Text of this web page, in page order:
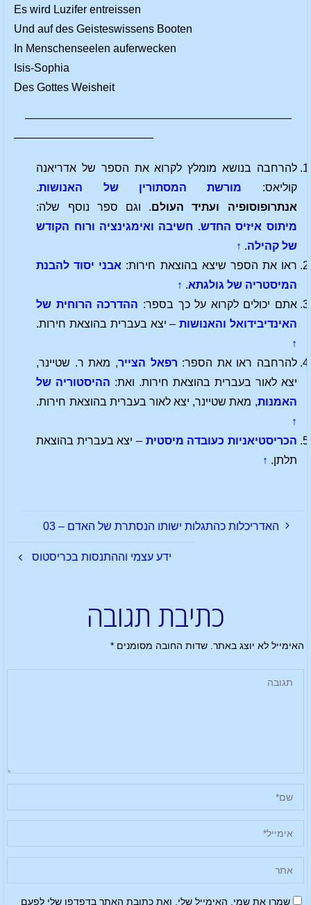
Es wird Luzifer entreissen
Und auf des Geisteswissens Booten
In Menschenseelen auferwecken
Isis-Sophia
Des Gottes Weisheit
————————————————————————
————————————–
להרחבה בנושא מומלץ לקרוא את הספר של אדריאנה
קוליאס: מורשת המסתורין של האנושות.
אנתרופוסופיה ועתיד העולם. וגם ספר נוסף שלה:
מיתוס איזיס החדש. חשיבה ואימגינציה ורוח הקודש
של קהילה.
↑
ראו את הספר שיצא בהוצאת חירות: אבני יסוד להבנת
המיסטריה של גולגתא.
↑
אתם יכולים לקרוא על כך בספר: ההדרכה הרוחית של
האינדיבידואל והאנושות – יצא בעברית בהוצאת חירות.
↑
להרחבה ראו את הספר: רפאל הצייר, מאת ר. שטיינר,
יצא לאור בעברית בהוצאת חירות. ואת: ההיסטוריה של
האמנות, מאת שטיינר, יצא לאור בעברית בהוצאת חירות.
↑
הכריסטיאניות כעובדה מיסטית – יצא בעברית בהוצאת
תלתן. ↑
האדריכלות כהתגלות ישותו הנסתרת של האדם – 03
ידע עצמי וההתנסות בכריסטוס
כתיבת תגובה
האימייל לא יוצג באתר. שדות החובה מסומנים*
שמרו את שמי, האימייל שלי, ואת כתובת האתר בדפדפן שלי לפעם